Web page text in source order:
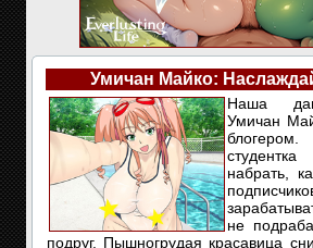
Умичан Майко:
Наша
Умичан
набрать,
не
подруг. Пышногрудая красавица